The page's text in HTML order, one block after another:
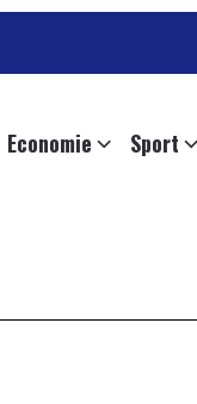
Economie Sport